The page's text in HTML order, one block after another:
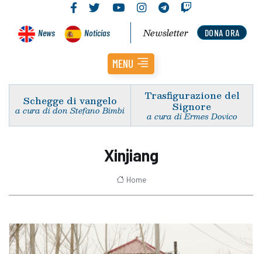
News Noticias DONA ORA
Newsletter
MENU
Schegge di vangelo
a cura di don Stefano Bimbi
Trasfigurazione del
Signore
a cura di Ermes Dovico
Xinjiang
Home